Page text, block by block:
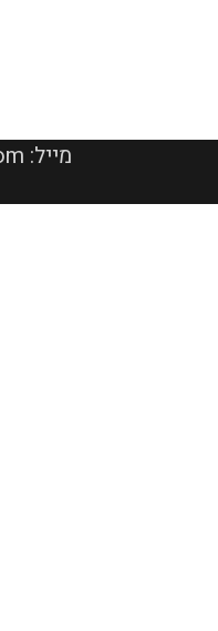
050-4555462 :טלפון | guy.sagy68@gmail.com :מייל